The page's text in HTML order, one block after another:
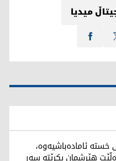
خستە ئامادەباشیەوە،
هێرشمان بکرێتە سەر